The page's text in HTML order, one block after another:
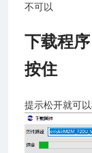
不可以
下载程
按住
提示松开就可